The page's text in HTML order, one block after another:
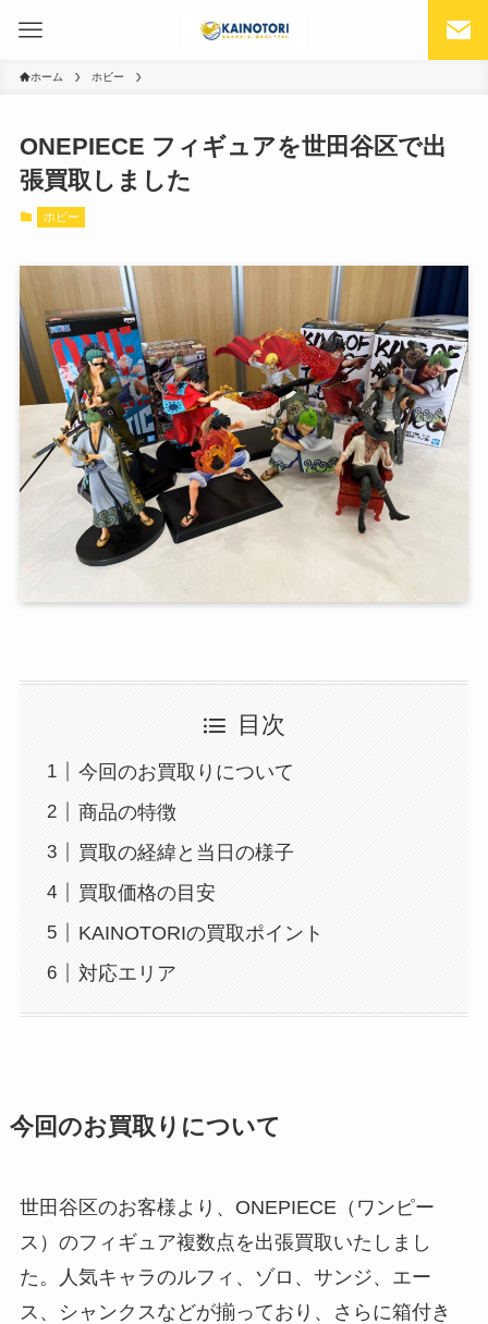
ホーム ホビー
ONEPIECE フィギュアを世田谷区で出
張買取しました
ホビー
目次
今回のお買取りについて
商品の特徴
買取の経緯と当日の様子
買取価格の目安
KAINOTORIの買取ポイント
対応エリア
今回のお買取りについて
世田谷区のお客様より、ONEPIECE（ワンピー
ス）のフィギュア複数点を出張買取いたしまし
た。人気キャラのルフィ、ゾロ、サンジ、エー
ス、シャンクスなどが揃っており、さらに箱付き